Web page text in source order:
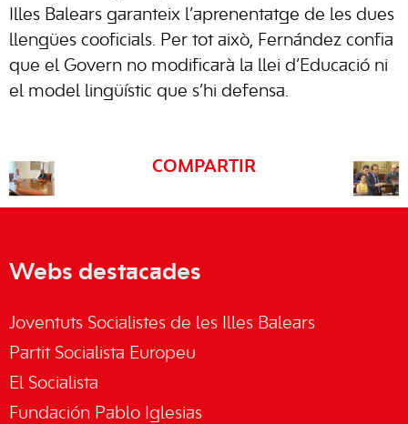
Illes Balears garanteix l’aprenentatge de les dues
llengües cooficials. Per tot això, Fernández confia
que el Govern no modificarà la llei d’Educació ni
el model lingüístic que s’hi defensa.
COMPARTIR
Webs destacades
Joventuts Socialistes de les Illes Balears
Partit Socialista Europeu
El Socialista
Fundación Pablo Iglesias